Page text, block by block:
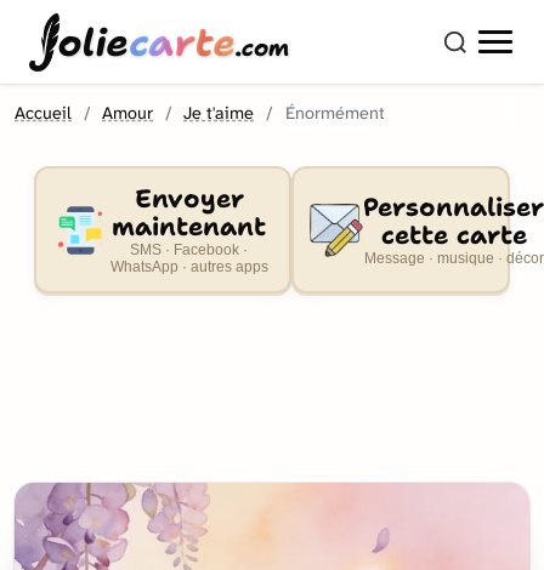
oliecarte.com
Accueil Amour Je t'aime Énormément
Envoyer
maintenant
SMS · Facebook ·
WhatsApp · autres apps
Personnaliser
cette carte
Message · musique · décor